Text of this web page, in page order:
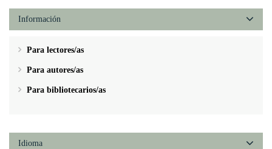
Información
Para lectores/as
Para autores/as
Para bibliotecarios/as
Idioma